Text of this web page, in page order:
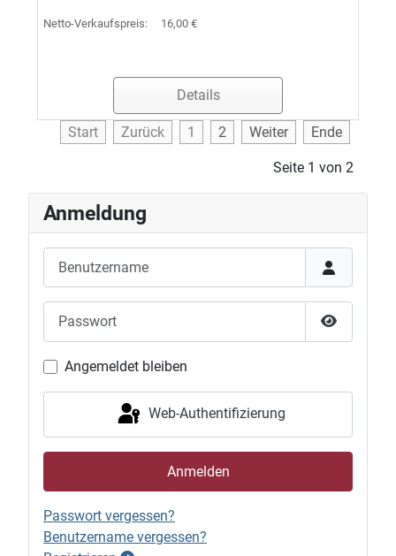
Netto-Verkaufspreis: 16,00 €
Details
Start Zurück 1 2 Weiter Ende
Seite 1 von 2
Anmeldung
Passwort
Angemeldet bleiben
Web-Authentifizierung
Anmelden
Passwort vergessen?
Benutzername vergessen?